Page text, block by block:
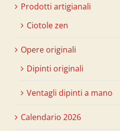
Prodotti artigianali
Ciotole zen
Opere originali
Dipinti originali
Ventagli dipinti a mano
Calendario 2026